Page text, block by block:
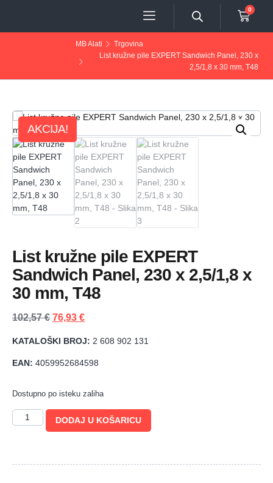
0
MB Alati
Trgovina
List kružne pile EXPERT Sandwich Panel, 230 x
2,5/1,8 x 30 mm, T48
AKCIJA!
List kružne pile EXPERT
Sandwich Panel, 230 x 2,5/1,8 x
30 mm, T48
102,57€ 76,93 €
KATALOŠKI BROJ: 2 608 902 131
EAN: 4059952684598
Dostupno po isteku zaliha
DODAJ U KOŠARICU